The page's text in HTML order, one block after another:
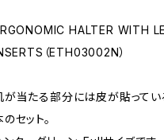
HALTER WITH
（ETH03002N）
が当たる部分には皮が貼って
セット。